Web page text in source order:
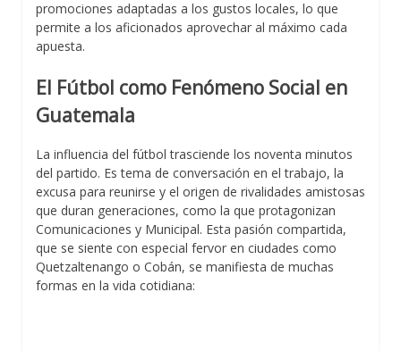
promociones adaptadas a los gustos locales, lo que
permite a los aficionados aprovechar al máximo cada
apuesta.
El Fútbol como Fenómeno Social en
Guatemala
La influencia del fútbol trasciende los noventa minutos
del partido. Es tema de conversación en el trabajo, la
excusa para reunirse y el origen de rivalidades amistosas
que duran generaciones, como la que protagonizan
Comunicaciones y Municipal. Esta pasión compartida,
que se siente con especial fervor en ciudades como
Quetzaltenango o Cobán, se manifiesta de muchas
formas en la vida cotidiana: